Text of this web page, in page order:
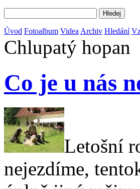
Úvod Fotoalbum Videa Archiv Hledání
Chlupatý hopan
Co je u nás
Letošní
nejezdíme,